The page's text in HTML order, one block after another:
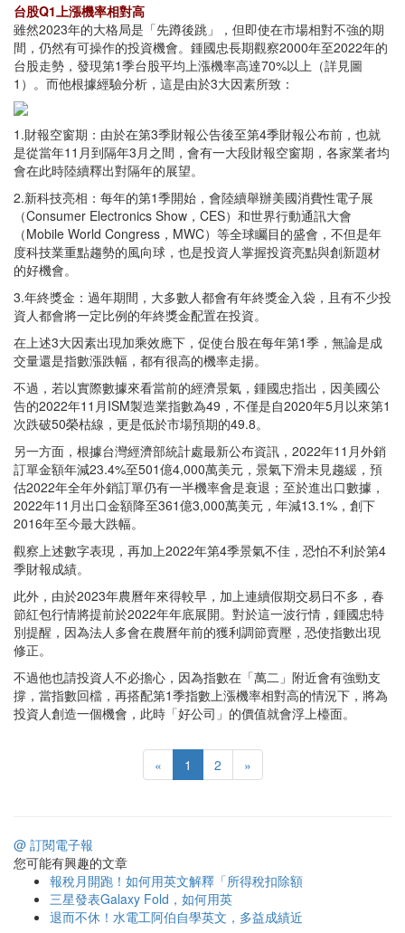
台股Q1上漲機率相對高
雖然2023年的大格局是「先蹲後跳」，但即使在市場相對不強的期
間，仍然有可操作的投資機會。鍾國忠長期觀察2000年至2022年的
台股走勢，發現第1季台股平均上漲機率高達70%以上（詳見圖
1）。而他根據經驗分析，這是由於3大因素所致：
1.財報空窗期：由於在第3季財報公告後至第4季財報公布前，也就
是從當年11月到隔年3月之間，會有一大段財報空窗期，各家業者均
會在此時陸續釋出對隔年的展望。
2.新科技亮相：每年的第1季開始，會陸續舉辦美國消費性電子展
（Consumer Electronics Show，CES）和世界行動通訊大會
（Mobile World Congress，MWC）等全球矚目的盛會，不但是年
度科技業重點趨勢的風向球，也是投資人掌握投資亮點與創新題材
的好機會。
3.年終獎金：過年期間，大多數人都會有年終獎金入袋，且有不少投
資人都會將一定比例的年終獎金配置在投資。
在上述3大因素出現加乘效應下，促使台股在每年第1季，無論是成
交量還是指數漲跌幅，都有很高的機率走揚。
不過，若以實際數據來看當前的經濟景氣，鍾國忠指出，因美國公
告的2022年11月ISM製造業指數為49，不僅是自2020年5月以來第1
次跌破50榮枯線，更是低於市場預期的49.8。
另一方面，根據台灣經濟部統計處最新公布資訊，2022年11月外銷
訂單金額年減23.4%至501億4,000萬美元，景氣下滑未見趨緩，預
估2022年全年外銷訂單仍有一半機率會是衰退；至於進出口數據，
2022年11月出口金額降至361億3,000萬美元，年減13.1%，創下
2016年至今最大跌幅。
觀察上述數字表現，再加上2022年第4季景氣不佳，恐怕不利於第4
季財報成績。
此外，由於2023年農曆年來得較早，加上連續假期交易日不多，春
節紅包行情將提前於2022年年底展開。對於這一波行情，鍾國忠特
別提醒，因為法人多會在農曆年前的獲利調節賣壓，恐使指數出現
修正。
不過他也請投資人不必擔心，因為指數在「萬二」附近會有強勁支
撐，當指數回檔，再搭配第1季指數上漲機率相對高的情況下，將為
投資人創造一個機會，此時「好公司」的價值就會浮上檯面。
« 1 2 »
@ 訂閱電子報
您可能有興趣的文章
報稅月開跑！如何用英文解釋「所得稅扣除額
三星發表Galaxy Fold，如何用英
退而不休！水電工阿伯自學英文，多益成績近